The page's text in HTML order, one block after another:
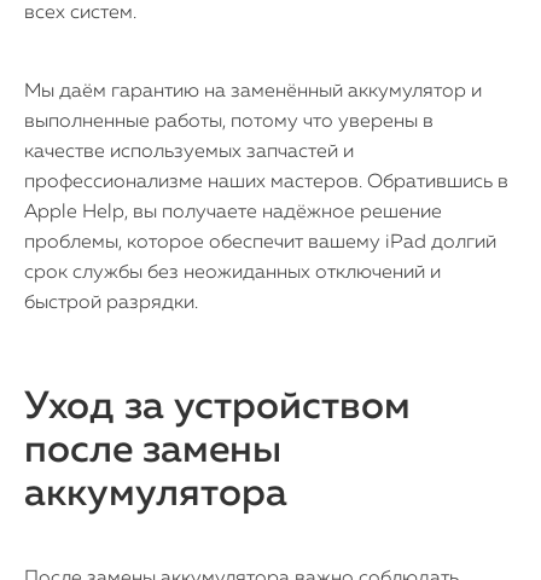
всех систем.
Мы даём гарантию на заменённый аккумулятор и
выполненные работы, потому что уверены в
качестве используемых запчастей и
профессионализме наших мастеров. Обратившись в
Apple Help, вы получаете надёжное решение
проблемы, которое обеспечит вашему iPad долгий
срок службы без неожиданных отключений и
быстрой разрядки.
Уход за устройством
после замены
аккумулятора